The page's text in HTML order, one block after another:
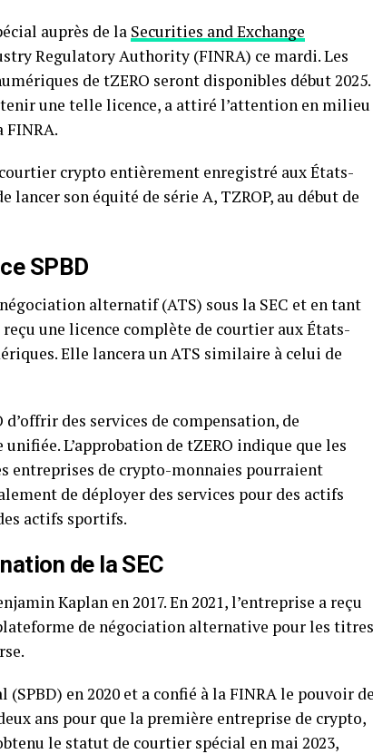
auprès de la Securities and Exchange
Regulatory Authority (FINRA) ce mardi. Les
de tZERO seront disponibles début 2025.
une telle licence, a attiré l’attention en milieu
FINRA.
crypto entièrement enregistré aux États-
lancer son équité de série A, TZROP, au début de
SPBD
alternatif (ATS) sous la SEC et en tant
une licence complète de courtier aux États-
Elle lancera un ATS similaire à celui de
des services de compensation, de
L’approbation de tZERO indique que les
entreprises de crypto-monnaies pourraient
de déployer des services pour des actifs
actifs sportifs.
de la SEC
Kaplan en 2017. En 2021, l’entreprise a reçu
de négociation alternative pour les titres
en 2020 et a confié à la FINRA le pouvoir de
ans pour que la première entreprise de crypto,
le statut de courtier spécial en mai 2023,